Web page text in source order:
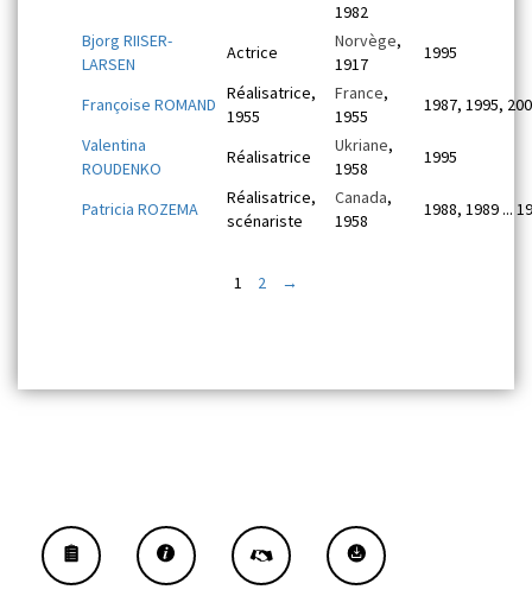
1982
Bjorg RIISER-
LARSEN
Actrice
Norvège,
1917
1995
Françoise ROMAND
Réalisatrice,
1955
France,
1955
1987, 1995,
Valentina
ROUDENKO
Réalisatrice
Ukriane,
1958
1995
Patricia ROZEMA
Réalisatrice,
scénariste
Canada,
1958
1988, 1989 ...
1 2 →